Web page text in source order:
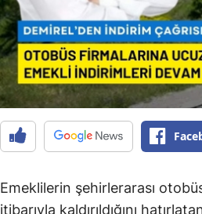
Emeklilerin şehirlerarası
itibarıyla kaldırıldığını